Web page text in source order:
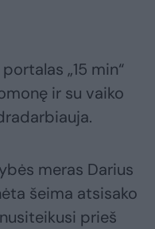
„15 min“
ir su vaiko
meras Darius
šeima atsisako
prieš